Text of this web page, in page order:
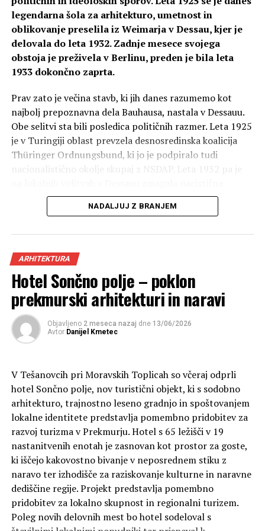
Komisija je podelila tudi zvišano priznanje, ki je
ovrednoteno na 2500 evrov. Dobil ga je biro Medprostor
na čelu z arhitektomRokom Žnidaršičem, tudi
ljubljanskim podžupanom.
Rešitev za paviljon je prepoznavna predvsem po gozdu na
strešni terasi. Foto: Dekleva Gregorič arhitekti
Expo 2025 v Osaki predvidena parcela v velikosti od 700
do 1000 kvadratnih metrov neto tlorisne površine.
Ocenjen finančni okvir investicije je sedem milijonov
evrov, od tega 4,7 milijona evrov za gradnjo paviljona,
1,5 milijona evrov za notranjo opremo in 800.000 evrov
za razgradnjo.
SORODNE OBJAVE:
NASLEDNJA OBJAVA
Javno pismo mariborskih kulturnikov: gre za
kratkotrajno gašenje požara in rešitev
Izbrana najboljša arhitekturna rešitev za Baragovo
semenišče
legendarna šola za arhitekturo, umetnost in
oblikovanje preselila iz Weimarja v Dessau, kjer je
delovala do leta 1932. Zadnje mesece svojega
obstoja je preživela v Berlinu, preden je bila leta
1933 dokončno zaprta.
Prav zato je večina stavb, ki jih danes razumemo kot
najbolj prepoznavna dela Bauhausa, nastala v Dessauu.
Obe selitvi sta bili posledica političnih razmer. Leta 1925
je v Turingiji oblast prevzela desnosredinska koalicija
Thüringer Ordnungsbund, ki jo je podpiralo tudi
nacionalistično okolje skupaj z NSDAP. Leta 1932 pa je
stranka, kar je pomenilo začetek konca Bauhausa.
Njegovo dokončno zaprtje leto pozneje je bilo
NADALJUJ Z BRANJEM
ARHITEKTURA
Hotel Sončno polje – poklon
prekmurski arhitekturi in naravi
Objavljeno 2 meseca nazaj dne 13/06/2026
Avtor Danijel Kmetec
V Tešanovcih pri Moravskih Toplicah so včeraj odprli
hotel Sončno polje, nov turistični objekt, ki s sodobno
arhitekturo, trajnostno leseno gradnjo in spoštovanjem
lokalne identitete predstavlja pomembno pridobitev za
razvoj turizma v Prekmurju. Hotel s 65 ležišči v 19
nastanitvenih enotah je zasnovan kot prostor za goste,
ki iščejo kakovostno bivanje v neposrednem stiku z
naravo ter izhodišče za raziskovanje kulturne in naravne
dediščine regije. Projekt predstavlja pomembno
pridobitev za lokalno skupnost in regionalni turizem.
Poleg novih delovnih mest bo hotel sodeloval s